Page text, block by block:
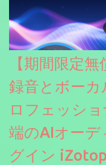
【期間限定
録音とボー
ロフェッシ
端のAIオーデ
グイン